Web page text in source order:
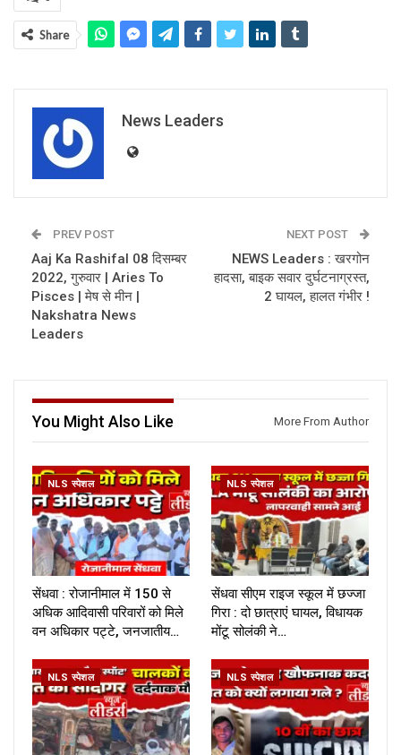
Share
News Leaders
PREV POST
Aaj Ka Rashifal 08 दिसम्बर
2022, गुरुवार | Aries To
Pisces | मेष से मीन |
Nakshatra News
Leaders
NEXT POST
NEWS Leaders : खरगोन
हादसा, बाइक सवार दुर्घटनाग्रस्त,
2 घायल, हालत गंभीर !
You Might Also Like More From Author
NLS स्पेशल
सेंधवा : रोजानीमाल में 150 से
अधिक आदिवासी परिवारों को मिले
वन अधिकार पट्टे, जनजातीय…
NLS स्पेशल
सेंधवा सीएम राइज स्कूल में छज्जा
गिरा : दो छात्राएं घायल, विधायक
मोंटू सोलंकी ने…
NLS स्पेशल NLS स्पेशल